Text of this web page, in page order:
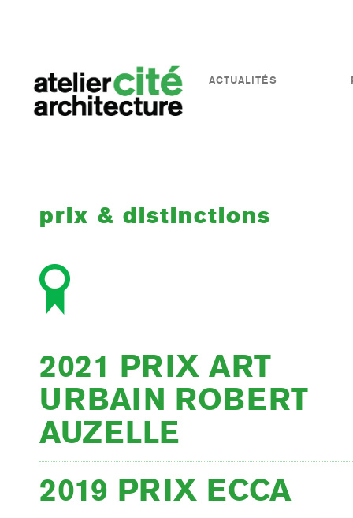
ACTUALITÉS
prix & distinctions
2021 PRIX ART
URBAIN ROBERT
AUZELLE
2019 PRIX ECCA